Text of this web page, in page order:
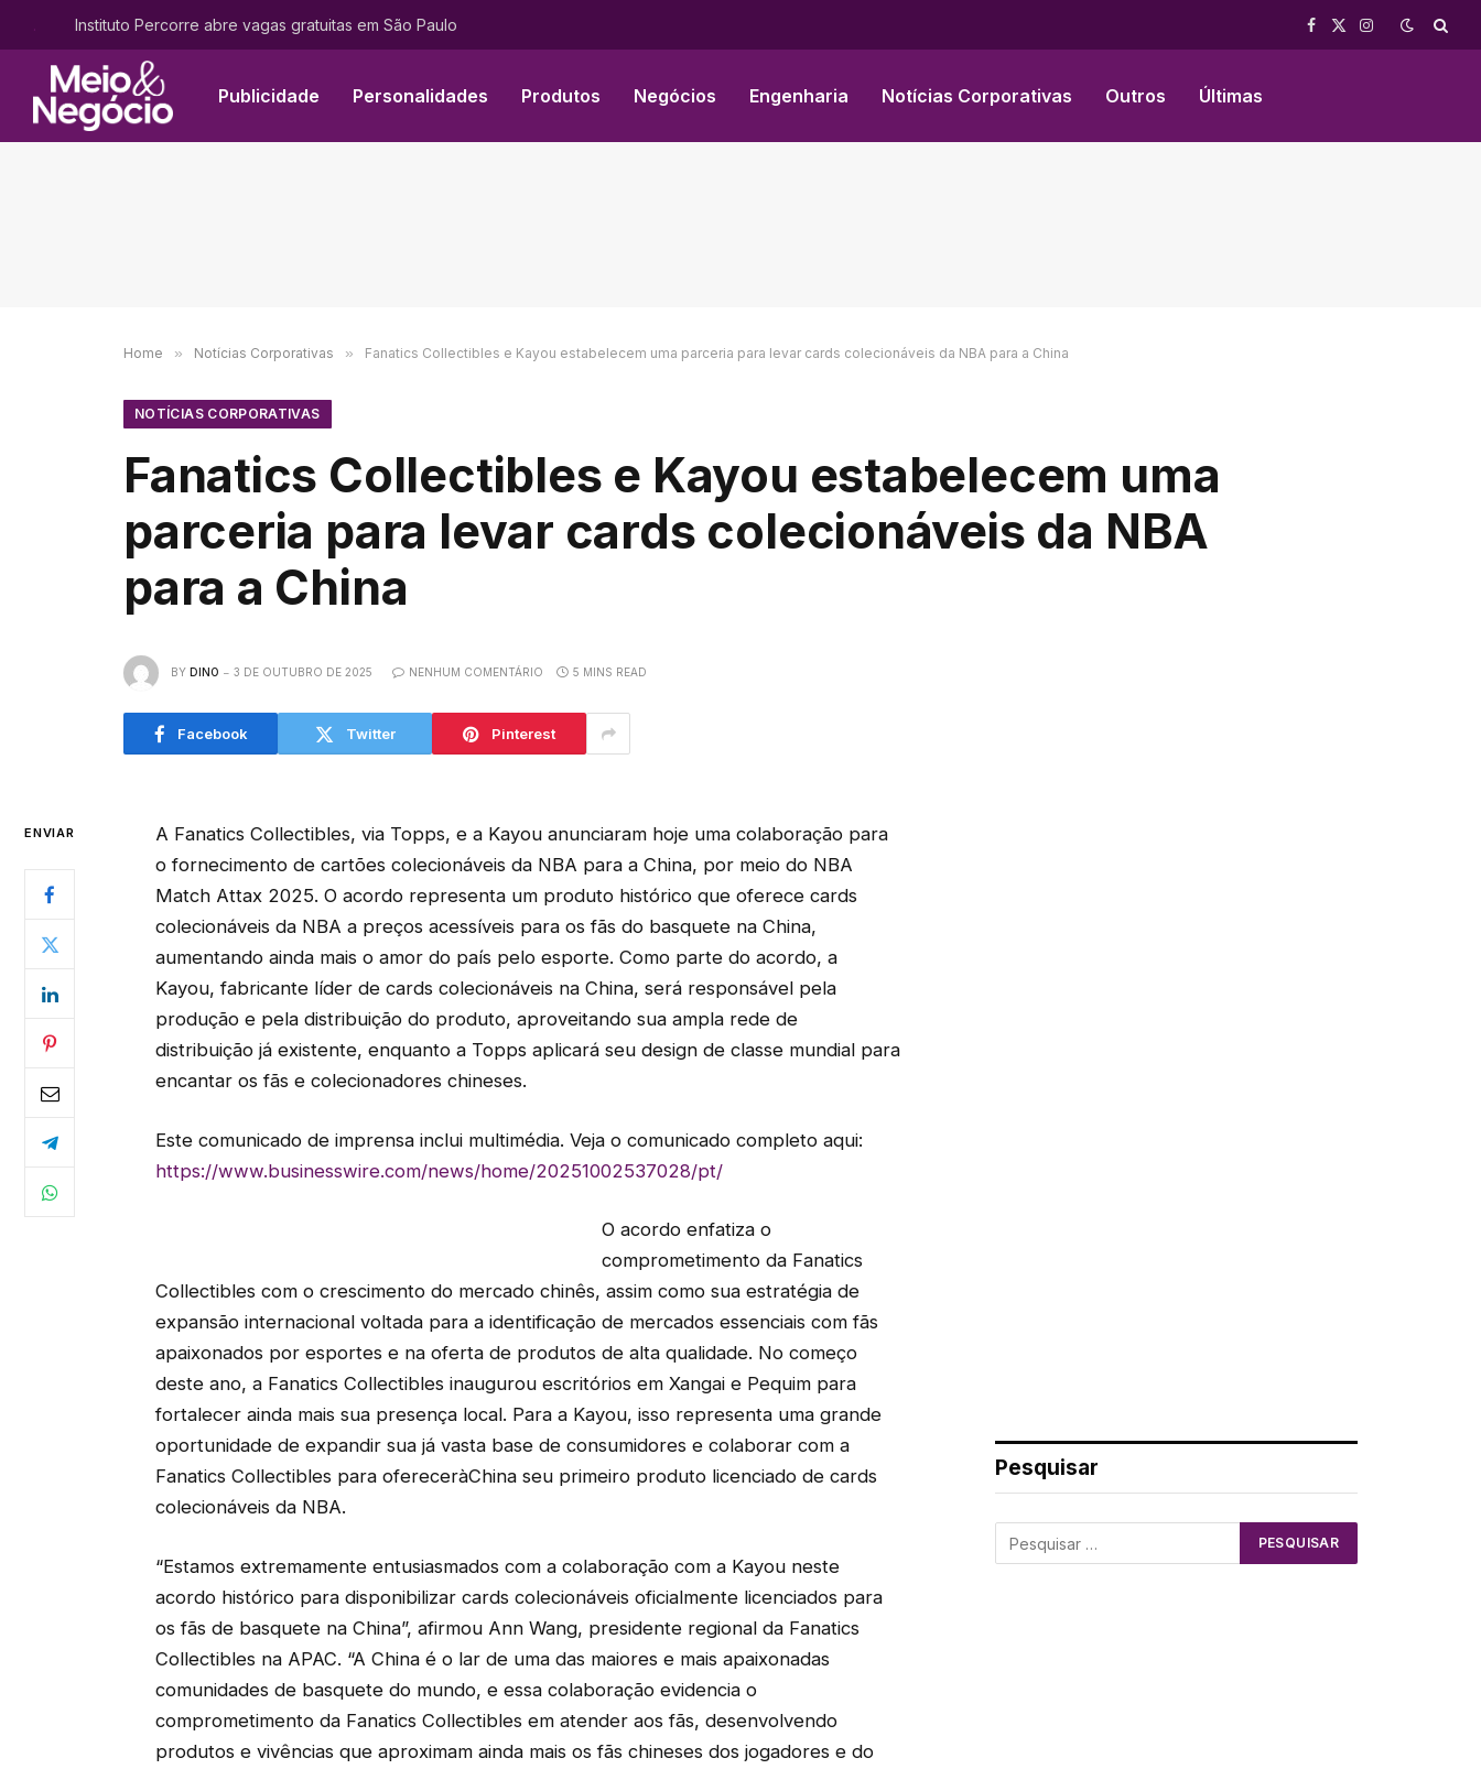
. Instituto Percorre abre vagas gratuitas em São Paulo
Facebook
X
Instagram
Publicidade Personalidades Produtos Negócios Engenharia Notícias Corporativas Outros Últimas
Home » Notícias Corporativas » Fanatics Collectibles e Kayou estabelecem uma parceria para levar cards colecionáveis ​​da NBA para a China
NOTÍCIAS CORPORATIVAS
Fanatics Collectibles e Kayou estabelecem uma
parceria para levar cards colecionáveis ​​da NBA
para a China
BY DINO 3 DE OUTUBRO DE 2025 NENHUM COMENTÁRIO 5 MINS READ
Facebook Twitter Pinterest
ENVIAR
A Fanatics Collectibles, via Topps, e a Kayou anunciaram hoje uma colaboração para
o fornecimento de cartões colecionáveis da NBA para a China, por meio do NBA
Match Attax 2025. O acordo representa um produto histórico que oferece cards
colecionáveis ​​da NBA a preços acessíveis para os fãs do basquete na China,
aumentando ainda mais o amor do país pelo esporte. Como parte do acordo, a
Kayou, fabricante líder de cards colecionáveis ​​na China, será responsável pela
produção e pela distribuição do produto, aproveitando sua ampla rede de
distribuição já existente, enquanto a Topps aplicará seu design de classe mundial para
encantar os fãs e colecionadores chineses.
Este comunicado de imprensa inclui multimédia. Veja o comunicado completo aqui:
https://www.businesswire.com/news/home/20251002537028/pt/
O acordo enfatiza o
comprometimento da Fanatics
Collectibles com o crescimento do mercado chinês, assim como sua estratégia de
expansão internacional voltada para a identificação de mercados essenciais com fãs
apaixonados por esportes e na oferta de produtos de alta qualidade. No começo
deste ano, a Fanatics Collectibles inaugurou escritórios em Xangai e Pequim para
fortalecer ainda mais sua presença local. Para a Kayou, isso representa uma grande
oportunidade de expandir sua já vasta base de consumidores e colaborar com a
Fanatics Collectibles para ofereceràChina seu primeiro produto licenciado de cards
colecionáveis da NBA.
“Estamos extremamente entusiasmados com a colaboração com a Kayou neste
acordo histórico para disponibilizar cards colecionáveis oficialmente licenciados para
os fãs de basquete na China”, afirmou Ann Wang, presidente regional da Fanatics
Collectibles na APAC. “A China é o lar de uma das maiores e mais apaixonadas
comunidades de basquete do mundo, e essa colaboração evidencia o
comprometimento da Fanatics Collectibles em atender aos fãs, desenvolvendo
produtos e vivências que aproximam ainda mais os fãs chineses dos jogadores e do
Pesquisar